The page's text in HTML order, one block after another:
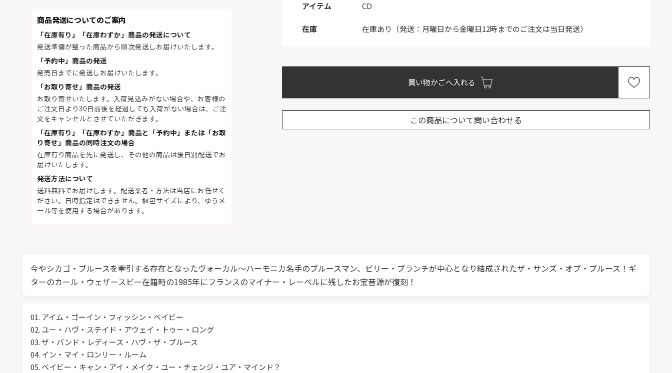
商品発送についてのご案内
「在庫有り」「在庫わずか」商品の発送について
発送準備が整った商品から順次発送しお届けいたします。
「予約中」商品の発送
発売日までに発送しお届けいたします。
「お取り寄せ」商品の発送
お取り寄せいたします。入荷見込みがない場合や、お客様の
ご注文日より30日前後を経過しても入荷がない場合は、ご注
文をキャンセルとさせていただきます。
「在庫有り」「在庫わずか」商品と「予約中」または「お取
り寄せ」商品の同時注文の場合
在庫有り商品を先に発送し、その他の商品は後日別配送でお
届けいたします。
発送方法について
送料無料でお届けします。配送業者・方法は当店にお任せく
ださい。日時指定はできません。梱包サイズにより、ゆうメ
ール等を使用する場合があります。
アイテム CD
在庫 在庫あり（発送：月曜日から金曜日12時までのご注文は当日発送）
買い物かごへ入れる
この商品について問い合わせる
今やシカゴ・ブルースを牽引する存在となったヴォーカル～ハーモニカ名手のブルースマン、ビリー・ブランチが中心となり結成されたザ・サンズ・オブ・ブルース！ギ
ターのカール・ウェザースビー在籍時の1985年にフランスのマイナー・レーベルに残したお宝音源が復刻！
01. アイム・ゴーイン・フィッシン・ベイビー
02. ユー・ハヴ・ステイド・アウェイ・トゥー・ロング
03. ザ・バンド・レディース・ハヴ・ザ・ブルース
04. イン・マイ・ロンリー・ルーム
05. ベイビー・キャン・アイ・メイク・ユー・チェンジ・ユア・マインド？